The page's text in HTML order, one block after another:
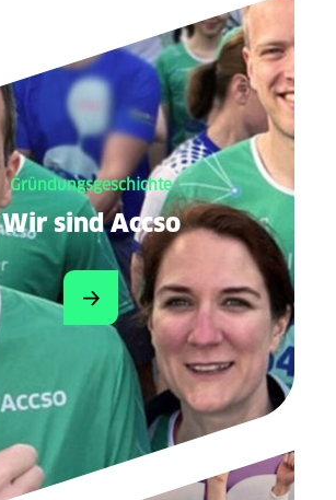
Gründungsgeschichte
Wir sind Accso
Mehr zur Gründung von